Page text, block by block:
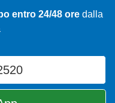
entro 24/48 oredalla